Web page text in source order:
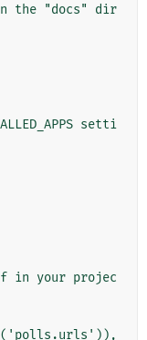
the "docs" dir
setti
in your projec